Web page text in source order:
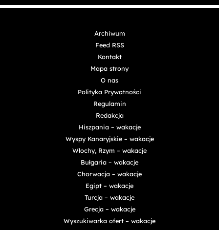
Archiwum
Feed RSS
Kontakt
Mapa strony
O nas
Polityka Prywatności
Regulamin
Redakcja
Hiszpania – wakacje
Wyspy Kanaryjskie – wakacje
Włochy, Rzym – wakacje
Bułgaria – wakacje
Chorwacja – wakacje
Egipt – wakacje
Turcja – wakacje
Grecja – wakacje
Wyszukiwarka ofert – wakacje